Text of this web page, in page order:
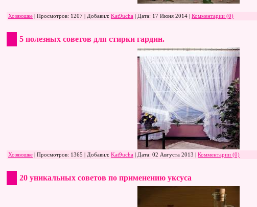
Хозяюшке | Просмотров: 1207 | Добавил: Kat9ucha | Дата: 17 Июня 2014 Комментарии (0)
5 полезных советов для стирки гардин.
Хозяюшке | Просмотров: 1365 | Добавил: Kat9ucha | Дата: 02 Августа 2013 Комментарии (0)
20 уникальных советов по применению уксуса